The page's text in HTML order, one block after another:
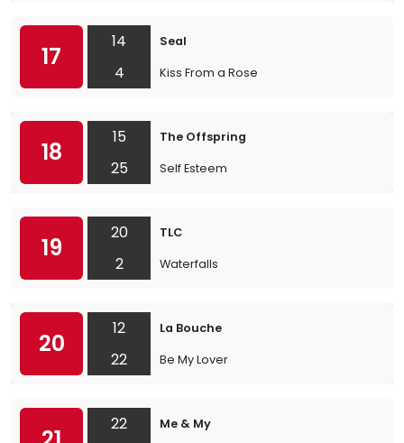
17
14
4
Seal
Kiss From a Rose
18
15
25
The Offspring
Self Esteem
19
20
2
TLC
Waterfalls
20
12
22
La Bouche
Be My Lover
22 Me & My